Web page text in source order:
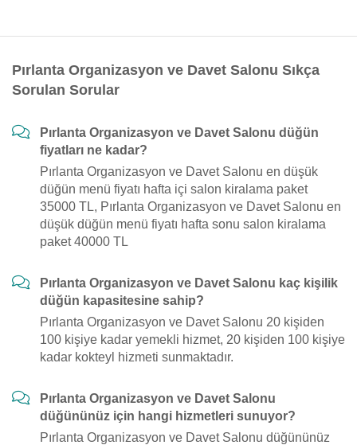
Pırlanta Organizasyon ve Davet Salonu Sıkça
Sorulan Sorular
Pırlanta Organizasyon ve Davet Salonu düğün
fiyatları ne kadar?
Pırlanta Organizasyon ve Davet Salonu en düşük
düğün menü fiyatı hafta içi salon kiralama paket
35000 TL, Pırlanta Organizasyon ve Davet Salonu en
düşük düğün menü fiyatı hafta sonu salon kiralama
paket 40000 TL
Pırlanta Organizasyon ve Davet Salonu kaç kişilik
düğün kapasitesine sahip?
Pırlanta Organizasyon ve Davet Salonu 20 kişiden
100 kişiye kadar yemekli hizmet, 20 kişiden 100 kişiye
kadar kokteyl hizmeti sunmaktadır.
Pırlanta Organizasyon ve Davet Salonu
düğününüz için hangi hizmetleri sunuyor?
Pırlanta Organizasyon ve Davet Salonu düğününüz